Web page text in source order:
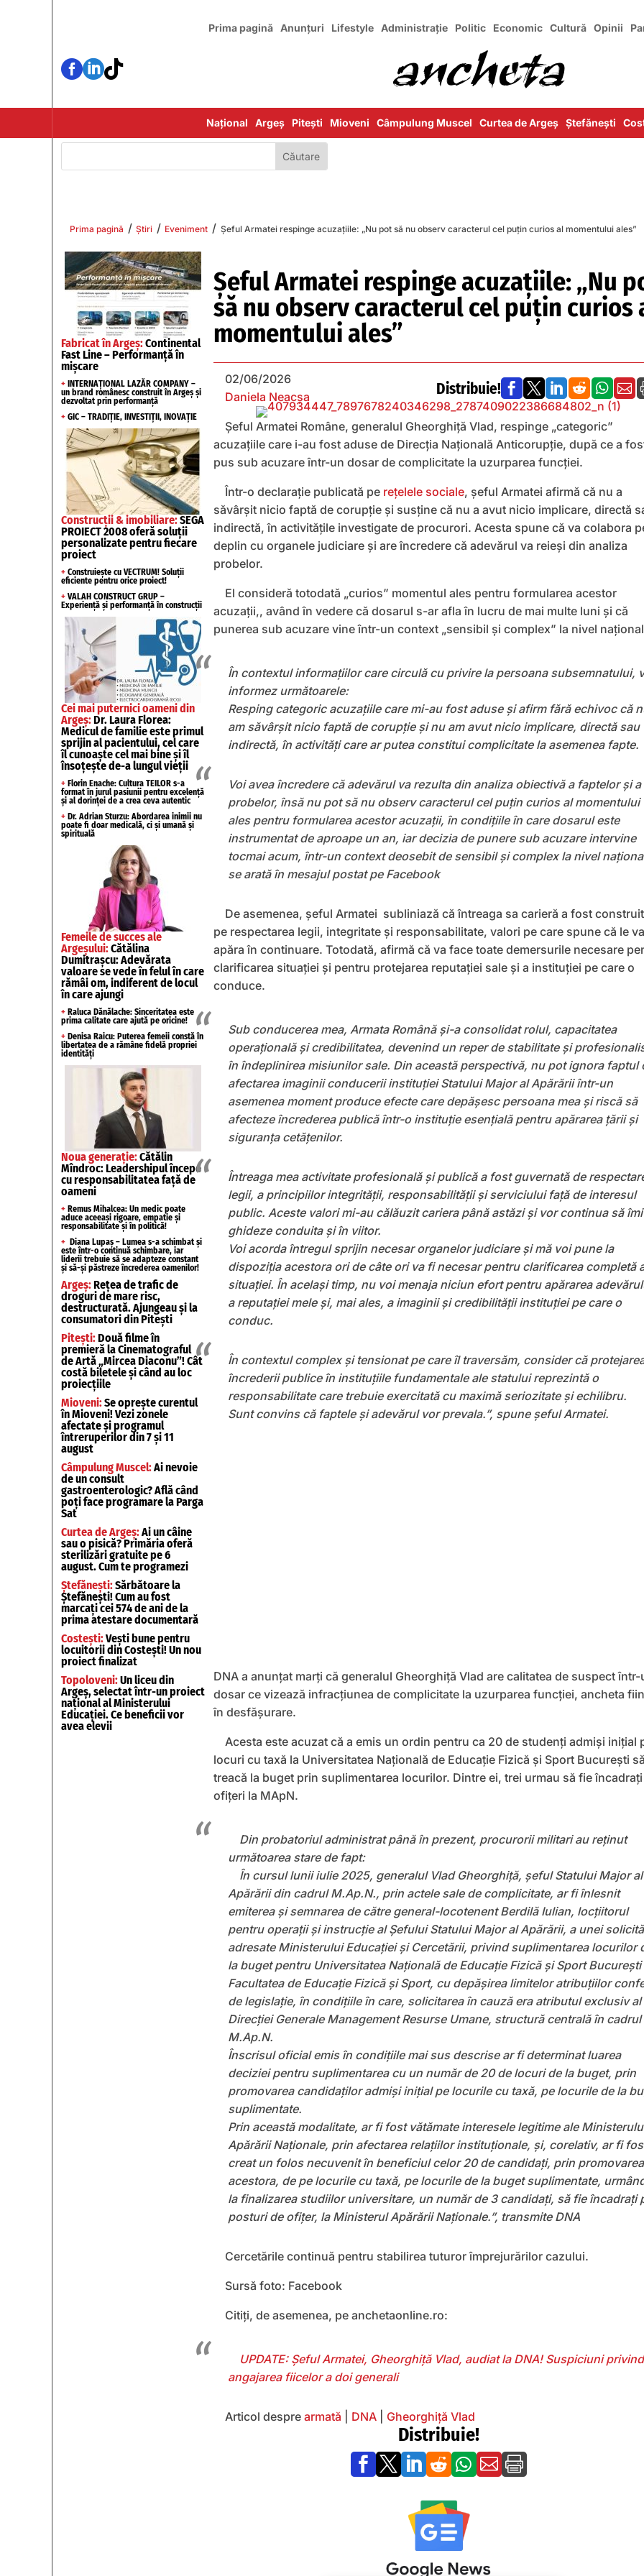
Prima pagină Anunțuri Lifestyle Administrație Politic Economic Cultură Opinii

Național Argeș Pitești Mioveni Câmpulung Muscel Curtea de Argeș Ștefănești
Prima pagină / Știri / Eveniment / Șeful Armatei respinge acuzațiile: „Nu pot să nu observ caracterul cel puțin curios al momentului ales”
Fabricat în Argeș:Continental
Fast Line – Performanță în
mișcare
+ INTERNAȚIONAL LAZĂR COMPANY –
un brand românesc construit în Argeș și
dezvoltat prin performanță
+ GIC – TRADIȚIE, INVESTIȚII, INOVAȚIE
Construcții & imobiliare:SEGA
PROIECT 2008 oferă soluții
personalizate pentru fiecare
proiect
+ Construiește cu VECTRUM! Soluții
eficiente pentru orice proiect!
+ VALAH CONSTRUCT GRUP –
Experiență și performanță în construcții
Cei mai puternici oameni din
Argeș:Dr. Laura Florea:
Medicul de familie este primul
sprijin al pacientului, cel care
îl cunoaște cel mai bine și îl
însoțește de-a lungul vieții
+ Florin Enache: Cultura TEILOR s-a
format în jurul pasiunii pentru excelență
și al dorinței de a crea ceva autentic
+ Dr. Adrian Sturzu: Abordarea inimii nu
poate fi doar medicală, ci și umană și
spirituală
Femeile de succes ale
Argeșului:Cătălina
Dumitrașcu: Adevărata
valoare se vede în felul în care
rămâi om, indiferent de locul
în care ajungi
+ Raluca Dănălache: Sinceritatea este
prima calitate care ajută pe oricine!
+ Denisa Raicu: Puterea femeii constă în
libertatea de a rămâne fidelă propriei
identități
Noua generație:Cătălin
Mîndroc: Leadershipul începe
cu responsabilitatea față de
oameni
+ Remus Mihalcea: Un medic poate
aduce aceeași rigoare, empatie și
responsabilitate și în politică!
+ Diana Lupaș – Lumea s-a schimbat și
este într-o continuă schimbare, iar
liderii trebuie să se adapteze constant
și să-și păstreze încrederea oamenilor!
Argeș:Rețea de trafic de
droguri de mare risc,
destructurată. Ajungeau și la
consumatori din Pitești
Pitești:Două filme în
premieră la Cinematograful
de Artă „Mircea Diaconu”! Cât
costă biletele și când au loc
proiecțiile
Mioveni:Se oprește curentul
în Mioveni! Vezi zonele
afectate și programul
întreruperilor din 7 și 11
august
Câmpulung Muscel:Ai nevoie
de un consult
gastroenterologic? Află când
poți face programare la Parga
Sat
Curtea de Argeș:Ai un câine
sau o pisică? Primăria oferă
sterilizări gratuite pe 6
august. Cum te programezi
Ștefănești:Sărbătoare la
Ștefănești! Cum au fost
marcați cei 574 de ani de la
prima atestare documentară
Costești:Vești bune pentru
locuitorii din Costești! Un nou
proiect finalizat
Topoloveni:Un liceu din
Argeș, selectat într-un proiect
național al Ministerului
Educației. Ce beneficii vor
avea elevii
Șeful Armatei respinge acuzațiile: „Nu
să nu observ caracterul cel puțin curios
momentului ales”
02/06/2026
Daniela Neacșa
Distribuie!      
Șeful Armatei Române, generalul Gheorghiță Vlad, respinge „categoric”
acuzațiile care i-au fost aduse de Direcția Națională Anticorupție, după ce a
pus sub acuzare într-un dosar de complicitate la uzurparea funcției.
Într-o declarație publicată pe rețelele sociale, șeful Armatei afirmă că nu a
săvârșit nicio faptă de corupție și susține că nu a avut nicio implicare, directă
indirectă, în activitățile investigate de procurori. Acesta spune că va colabora
deplin cu organele judiciare și are încredere că adevărul va reieși din analiza
probelor.
El consideră totodată „curios” momentul ales pentru formularea acestor
acuzații,, având în vedere că dosarul s-ar afla în lucru de mai multe luni și că
punerea sub acuzare vine într-un context „sensibil și complex” la nivel
În contextul informațiilor care circulă cu privire la persoana subsemnatului,
informez următoarele:
Resping categoric acuzațiile care mi-au fost aduse și afirm fără echivoc că
am săvârșit nicio faptă de corupție și nu am avut nicio implicare, directă sau
indirectă, în activități care ar putea constitui complicitate la asemenea fapte.
Voi avea încredere că adevărul va rezulta din analiza obiectivă a faptelor și a
probelor, însă nu pot să nu observ caracterul cel puțin curios al momentului
ales pentru formularea acestor acuzații, în condițiile în care dosarul este
instrumentat de aproape un an, iar decizia de punere sub acuzare intervine
tocmai acum, într-un context deosebit de sensibil și complex la nivel
se arată în mesajul postat pe Facebook
De asemenea, șeful Armatei subliniază că întreaga sa carieră a fost
pe respectarea legii, integritate și responsabilitate, valori pe care spune că le va
apăra în continuare. Totodată, afirmă că va face toate demersurile necesare
clarificarea situației și pentru protejarea reputației sale și a instituției pe care o
conduce.
Sub conducerea mea, Armata Română și-a consolidat rolul, capacitatea
operațională și credibilitatea, devenind un reper de stabilitate și
în îndeplinirea misiunilor sale. Din această perspectivă, nu pot ignora faptul
afectarea imaginii conducerii instituției Statului Major al Apărării într-un
asemenea moment produce efecte care depășesc persoana mea și riscă să
afecteze încrederea publică într-o instituție esențială pentru apărarea țării și
siguranța cetățenilor.
Întreaga mea activitate profesională și publică a fost guvernată de
legii, a principiilor integrității, responsabilității și serviciului față de interesul
public. Aceste valori mi-au călăuzit cariera până astăzi și vor continua să îmi
ghideze conduita și în viitor.
Voi acorda întregul sprijin necesar organelor judiciare și mă voi pune la
dispoziția acestora ori de câte ori va fi necesar pentru clarificarea completă
situației. În același timp, nu voi menaja niciun efort pentru apărarea
a reputației mele și, mai ales, a imaginii și credibilității instituției pe care o
conduc.
În contextul complex și tensionat pe care îl traversăm, consider că
încrederii publice în instituțiile fundamentale ale statului reprezintă o
responsabilitate care trebuie exercitată cu maximă seriozitate și echilibru.
Sunt convins că faptele și adevărul vor prevala.”, spune șeful Armatei.
DNA a anunțat marți că generalul Gheorghiță Vlad are calitatea de suspect într-
dosar ce vizează infracțiunea de complicitate la uzurparea funcției, ancheta
în desfășurare.
Acesta este acuzat că a emis un ordin pentru ca 20 de studenți admiși inițial
locuri cu taxă la Universitatea Naţională de Educaţie Fizică şi Sport Bucureşti
treacă la buget prin suplimentarea locurilor. Dintre ei, trei urmau să fie
ofițeri la MApN.
Din probatoriul administrat până în prezent, procurorii militari au reținut
următoarea stare de fapt:
În cursul lunii iulie 2025, generalul Vlad Gheorghiță, șeful Statului Major al
Apărării din cadrul M.Ap.N., prin actele sale de complicitate, ar fi înlesnit
emiterea și semnarea de către general-locotenent Berdilă Iulian, locțiitorul
pentru operații și instrucție al Șefului Statului Major al Apărării, a unei
adresate Ministerului Educației și Cercetării, privind suplimentarea locurilor
la buget pentru Universitatea Națională de Educație Fizică și Sport București
Facultatea de Educație Fizică și Sport, cu depășirea limitelor atribuțiilor
de legislație, în condițiile în care, solicitarea în cauză era atributul exclusiv al
Direcției Generale Management Resurse Umane, structură centrală în cadrul
M.Ap.N.
Înscrisul oficial emis în condițiile mai sus descrise ar fi determinat luarea
deciziei pentru suplimentarea cu un număr de 20 de locuri de la buget, prin
promovarea candidaților admiși inițial pe locurile cu taxă, pe locurile de la
suplimentate.
Prin această modalitate, ar fi fost vătămate interesele legitime ale
Apărării Naționale, prin afectarea relațiilor instituționale, și, corelativ, ar fi
creat un folos necuvenit în beneficiul celor 20 de candidați, prin promovarea
acestora, de pe locurile cu taxă, pe locurile de la buget suplimentate,
la finalizarea studiilor universitare, un număr de 3 candidați, să fie încadrați
posturi de ofițer, la Ministerul Apărării Naționale.”, transmite DNA
Cercetările continuă pentru stabilirea tuturor împrejurărilor cazului.
Sursă foto: Facebook
Citiți, de asemenea, pe anchetaonline.ro:
UPDATE: Șeful Armatei, Gheorghiță Vlad, audiat la DNA! Suspiciuni privind
angajarea fiicelor a doi generali
Articol despre armată DNA Gheorghiță Vlad
Distribuie!
      